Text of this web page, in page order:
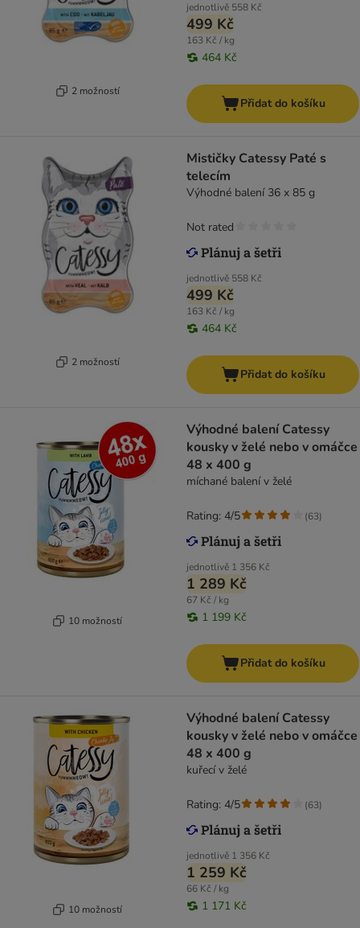
2 možností
jednotlivě 558 Kč
499 Kč
163 Kč / kg
464 Kč
Přidat do košíku
2 možností
Mističky Catessy Paté s
telecím
Výhodné balení 36 x 85 g
jednotlivě 558 Kč
499 Kč
163 Kč / kg
464 Kč
Not rated
Přidat do košíku
10 možností
Výhodné balení Catessy
kousky v želé nebo v omáčce
48 x 400 g
míchané balení v želé
jednotlivě 1 356 Kč
1 289 Kč
67 Kč / kg
1 199 Kč
Rating: 4/5 (63)
Přidat do košíku
10 možností
Výhodné balení Catessy
kousky v želé nebo v omáčce
48 x 400 g
kuřecí v želé
jednotlivě 1 356 Kč
1 259 Kč
66 Kč / kg
1 171 Kč
Rating: 4/5 (63)